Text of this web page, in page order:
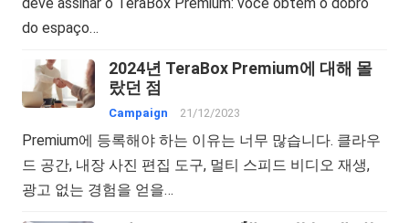
do espaço…
2024년 TeraBox Premium에 대해 몰
랐던 점
Campaign 21/12/2023
Premium에 등록해야 하는 이유는 너무 많습니다. 클라우
드 공간, 내장 사진 편집 도구, 멀티 스피드 비디오 재생,
광고 없는 경험을 얻을…